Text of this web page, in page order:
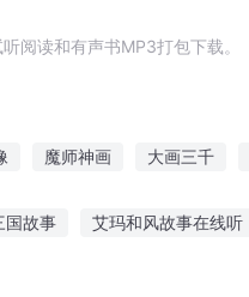
阅读和有声书MP3打包下载。
魔师神画 大画三千
国故事 艾玛和风故事在线听